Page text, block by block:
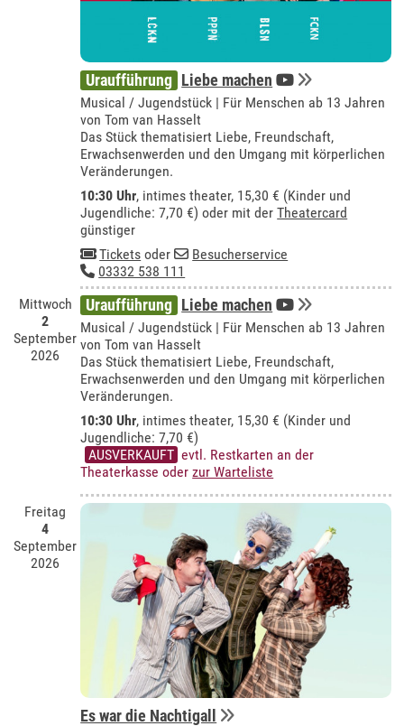
Uraufführung Liebe machen
Musical / Jugendstück | Für Menschen ab 13 Jahren
von Tom van Hasselt
Das Stück thematisiert Liebe, Freundschaft,
Erwachsenwerden und den Umgang mit körperlichen
Veränderungen.
10:30 Uhr, intimes theater, 15,30 € (Kinder und
Jugendliche: 7,70 €) oder mit derTheatercard
günstiger
Tickets oder
Besucherservice
03332 538 111
Mittwoch
2
September
2026
Uraufführung Liebe machen
Musical / Jugendstück | Für Menschen ab 13 Jahren
von Tom van Hasselt
Das Stück thematisiert Liebe, Freundschaft,
Erwachsenwerden und den Umgang mit körperlichen
Veränderungen.
10:30 Uhr, intimes theater, 15,30 € (Kinder und
Jugendliche: 7,70 €)
AUSVERKAUFT evtl. Restkarten an der
Theaterkasse oderzur Warteliste
Freitag
4
September
2026
Es war die Nachtigall